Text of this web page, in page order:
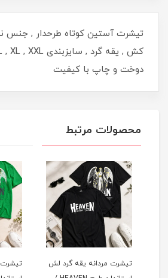
تیشرت آستین کوتاه طرحدار , جنس
دوخت و چاپ با کیفیت
محصولات مرتبط
تیشرت مردانه یقه گرد لش
تیشرت